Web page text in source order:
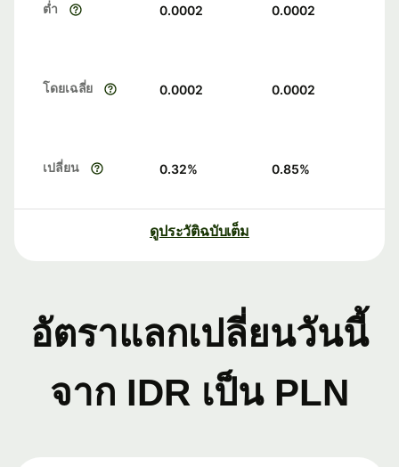
ต่ำ 0.0002 0.0002
โดยเฉลี่ย 0.0002 0.0002
เปลี่ยน 0.32% 0.85%
ดูประวัติฉบับเต็ม
อัตราแลกเปลี่ยนวันนี้
จาก IDR เป็น PLN